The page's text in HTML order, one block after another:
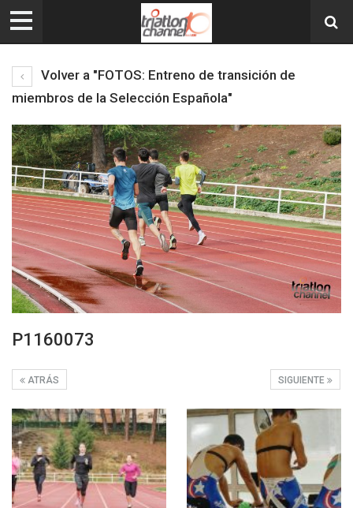
Volver a "FOTOS: Entreno de transición de
miembros de la Selección Española"
P1160073
SIGUIENTE
ATRÁS